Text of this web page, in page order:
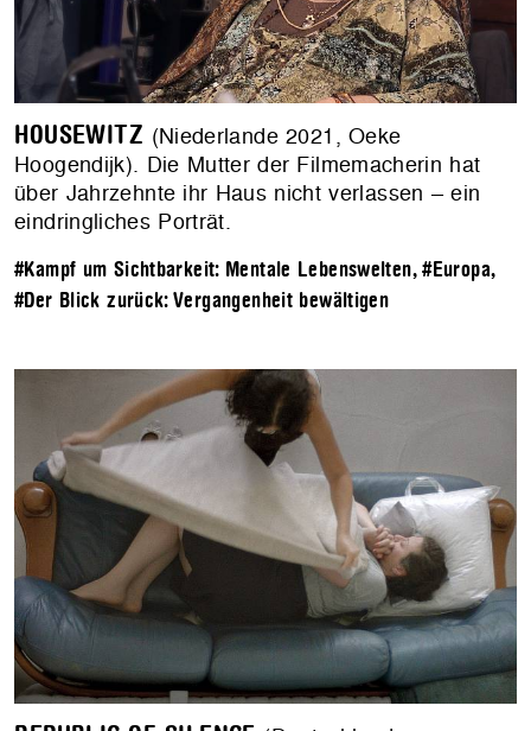
HOUSEWITZ (Niederlande 2021, Oeke
Hoogendijk). Die Mutter der Filmemacherin hat
über Jahrzehnte ihr Haus nicht verlassen – ein
eindringliches Porträt.
#Kampf um Sichtbarkeit: Mentale Lebenswelten,#Europa,
#Der Blick zurück: Vergangenheit bewältigen